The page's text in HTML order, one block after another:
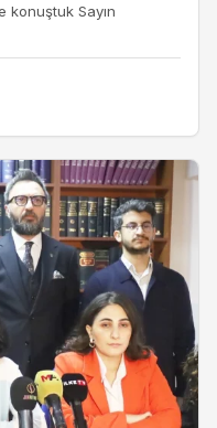
konuştuk Sayın